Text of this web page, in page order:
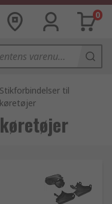
0
Stikforbindelser til
køretøjer